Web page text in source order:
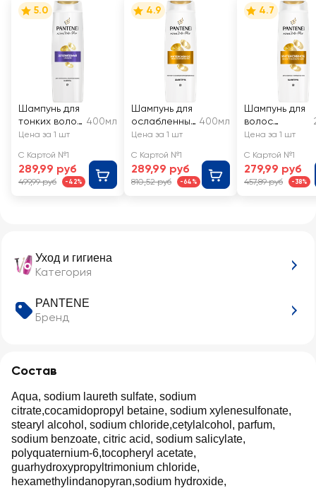
Уход и гигиена
Категория
PANTENE
Бренд
Состав
Aqua, sodium laureth sulfate, sodium
citrate,cocamidopropyl betaine, sodium xylenesulfonate,
stearyl alcohol, sodium chloride,cetylalcohol, parfum,
sodium benzoate, citric acid, sodium salicylate,
polyquaternium-6,tocopheryl acetate,
guarhydroxypropyltrimonium chloride,
hexamethylindanopyran,sodium hydroxide,
5.0
Шампунь для
тонких волос
PANTENE
ный объем
400мл
Цена за 1 шт
С Картой №1
289,99 руб
499,99 руб -42%
4.9
Шампунь для
ослабленных
волос
Интенсивное
восстановле
ние
400мл
Цена за 1 шт
С Картой №1
289,99 руб
810,52 руб -64%
4.7
Шампунь для
волос
PANTENE Pro-
Интенсивное
восстановле
ние
Цена за 1 шт
С Картой №1
279,99 руб
457,89 руб -38%